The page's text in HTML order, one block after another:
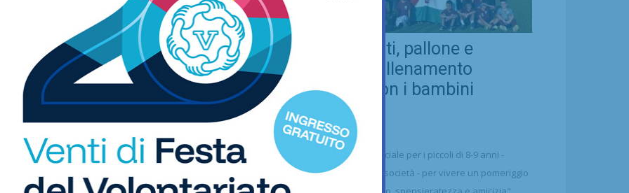
in Serie D. E arrivano
dell’Antella: “Un
Calcio
Poggibonsi al lavoro, tra conferme,
ritorni e volti nuovi
Real Chianti, pallone e
bellezza: allenamento
insieme con i bambini
Saharawi
Calcio 21/07/2026
"Un'occasione speciale per i piccoli di 8-9 anni -
sottolineano dalla società - per vivere un pomeriggio